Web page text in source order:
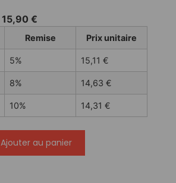
15,90 €
Remise Prix unitaire
5% 15,11 €
8% 14,63 €
10% 14,31 €
Ajouter au panier